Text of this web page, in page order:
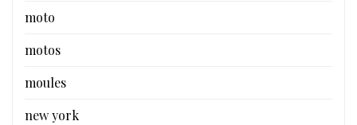
moto
motos
moules
new york